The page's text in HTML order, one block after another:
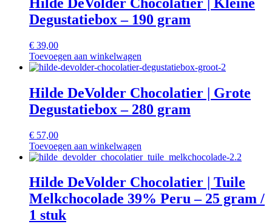
Degustatiebox – 190 gram
€ 39,00
Toevoegen aan winkelwagen
Hilde DeVolder Chocolatier | Grote
Degustatiebox – 280 gram
€ 57,00
Toevoegen aan winkelwagen
Hilde DeVolder Chocolatier | Tuile
Melkchocolade 39% Peru – 25 gram /
1 stuk